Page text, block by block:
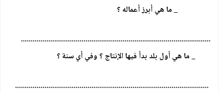
_ ما هي أبرز أعماله ؟
.................................................................................................
_ ما هي أول بلد بدأ فيها الإنتاج ؟ وفي أي سنة ؟
...................................................................................................